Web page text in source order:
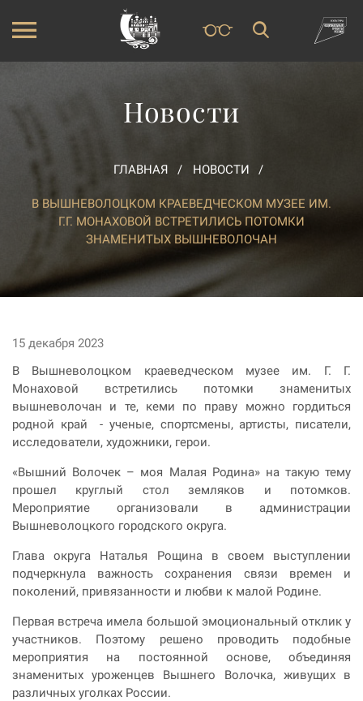
Новости
ГЛАВНАЯ НОВОСТИ
В ВЫШНЕВОЛОЦКОМ КРАЕВЕДЧЕСКОМ МУЗЕЕ ИМ.
Г.Г. МОНАХОВОЙ ВСТРЕТИЛИСЬ ПОТОМКИ
ЗНАМЕНИТЫХ ВЫШНЕВОЛОЧАН
15 декабря 2023
В Вышневолоцком краеведческом музее им. Г. Г.
Монаховой встретились потомки знаменитых
вышневолочан и те, кеми по праву можно гордиться
родной край - ученые, спортсмены, артисты, писатели,
исследователи, художники, герои.
«Вышний Волочек – моя Малая Родина» на такую тему
прошел круглый стол земляков и потомков.
Мероприятие организовали в администрации
Вышневолоцкого городского округа.
Глава округа Наталья Рощина в своем выступлении
подчеркнула важность сохранения связи времен и
поколений, привязанности и любви к малой Родине.
Первая встреча имела большой эмоциональный отклик у
участников. Поэтому решено проводить подобные
мероприятия на постоянной основе, объединяя
знаменитых уроженцев Вышнего Волочка, живущих в
различных уголках России.